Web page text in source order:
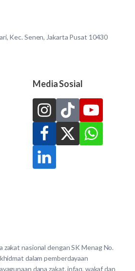
zakat nasional dengan SK Menag No.
dalam pemberdayaan
dana zakat, infaq, wakaf dan
Kec. Senen, Jakarta Pusat 10430
Media Sosial